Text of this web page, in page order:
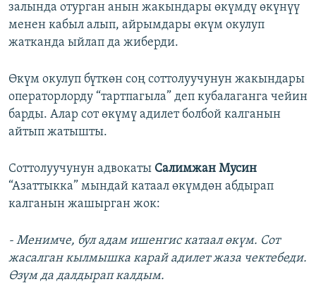
залында отурган анын жакындары өкүмдү өкүнүү
менен кабыл алып, айрымдары өкүм окулуп
жатканда ыйлап да жиберди.
Өкүм окулуп бүткөн соң соттолуучунун жакындары
операторлорду “тартпагыла” деп кубалаганга чейин
барды. Алар сот өкүмү адилет болбой калганын
айтып жатышты.
Соттолуучунун адвокаты Салимжан Мусин
“Азаттыкка” мындай катаал өкүмдөн абдырап
калганын жашырган жок:
- Менимче, бул адам ишенгис катаал өкүм. Сот
жасалган кылмышка карай адилет жаза чектебеди.
Өзүм да далдырап калдым.